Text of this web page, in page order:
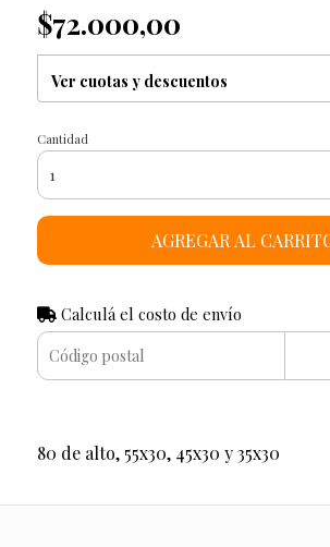
$72.000,00
Ver cuotas y descuentos
Cantidad
AGREGAR AL
Calculá el costo de envío
80 de alto, 55x30, 45x30 y 35x30